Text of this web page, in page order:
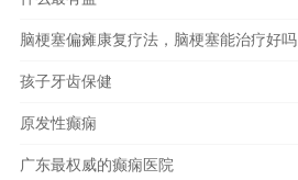
脑梗塞偏瘫康复疗法，脑梗塞能治疗好吗
孩子牙齿保健
原发性癫痫
广东最权威的癫痫医院